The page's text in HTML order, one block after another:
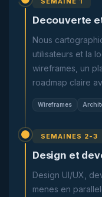
Decouverte
Nous
utilisateurs et la
wireframes, un
roadmap claire
Wireframes
SEMAINES 2-3
Design et
Design UI/UX,
menes en